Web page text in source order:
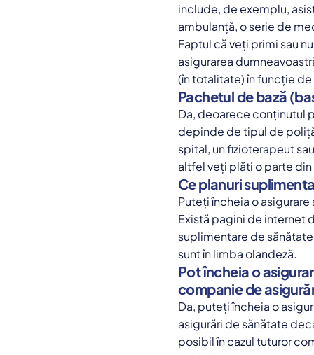
include, de exemplu,
ambulanță, o serie de
Faptul că veți primi sau
asigurarea
(în totalitate) în funcție
Pachetul de bază
Da, deoarece conținutul
depinde de tipul de
spital, un fizioterapeut
altfel veți plăti o parte
Ce planuri
Puteți încheia o
Există pagini de internet
suplimentare de
sunt în limba olandeză.
Pot încheia o
companie de
Da, puteți încheia o
asigurări de sănătate
posibil în cazul tuturor